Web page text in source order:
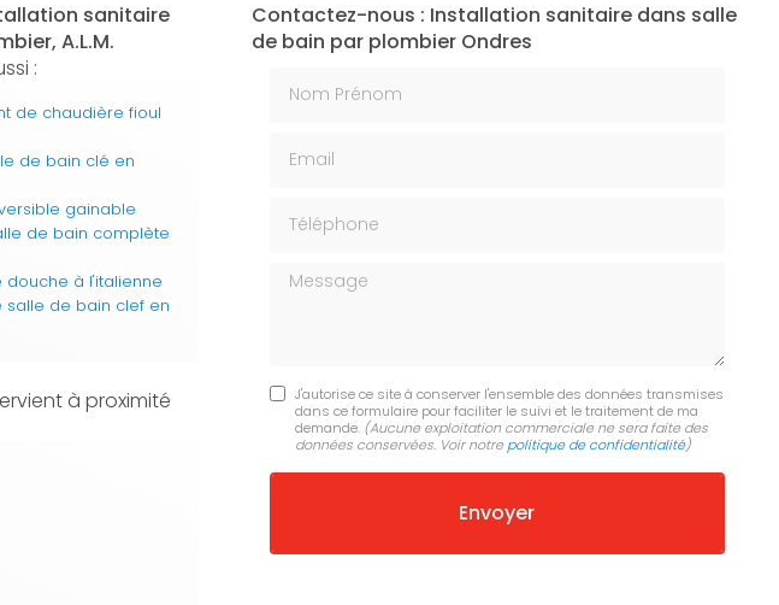
sanitaire
A.L.M.
:
de chaudière fioul
de bain clé en
gainable
de bain complète
à l'italienne
de bain clef en
à proximité
Contactez-nous : Installation sanitaire dans salle
de bain par plombier Ondres
Message
J'autorise ce site à conserver l'ensemble des données transmises
dans ce formulaire pour faciliter le suivi et le traitement de ma
demande. (Aucune exploitation commerciale ne sera faite des
données conservées. Voir notre politique de confidentialité)